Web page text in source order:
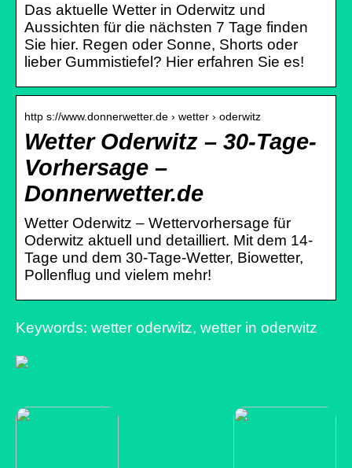
Das aktuelle Wetter in Oderwitz und
Aussichten für die nächsten 7 Tage finden
Sie hier. Regen oder Sonne, Shorts oder
lieber Gummistiefel? Hier erfahren Sie es!
http s://www.donnerwetter.de › wetter › oderwitz
Wetter Oderwitz – 30-Tage-
Vorhersage –
Donnerwetter.de
Wetter Oderwitz – Wettervorhersage für
Oderwitz aktuell und detailliert. Mit dem 14-
Tage und dem 30-Tage-Wetter, Biowetter,
Pollenflug und vielem mehr!
Keywords: wetter oderwitz, wetter in oderwitz